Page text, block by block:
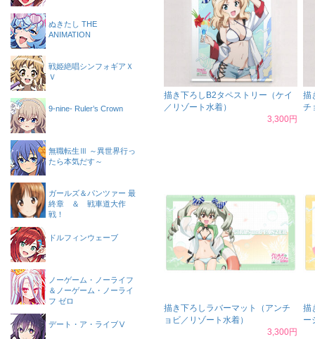
描き下ろしB2タペストリー（ケイ
／リゾート水着）
3,300円
描
チ
描き下ろしラバーマット（アンチ
ョビ／リゾート水着）
3,300円
描
ー
ぬきたし THE
ANIMATION
戦姫絶唱シンフォギアＸ
Ｖ
9-nine- Ruler’s Crown
無職転生Ⅲ ～異世界行っ
たら本気だす～
ガールズ＆パンツァー 最
終章 ＆ 戦車道大作
戦！
ドルフィンウェーブ
ノーゲーム・ノーライフ
＆ノーゲーム・ノーライ
フ ゼロ
デート・ア・ライブⅤ